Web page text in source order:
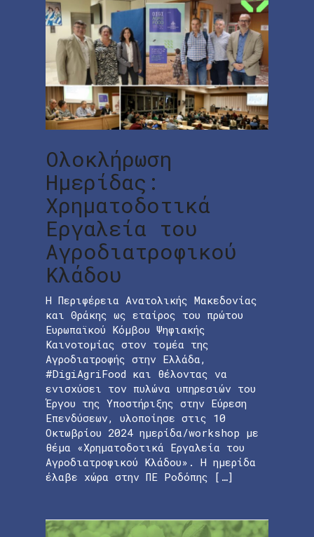
Ολοκλήρωση
Ημερίδας:
Χρηματοδοτικά
Εργαλεία του
Αγροδιατροφικού
Κλάδου
Η Περιφέρεια Ανατολικής Μακεδονίας
και Θράκης ως εταίρος του πρώτου
Ευρωπαϊκού Κόμβου Ψηφιακής
Καινοτομίας στον τομέα της
Αγροδιατροφής στην Ελλάδα,
#DigiAgriFood και θέλοντας να
ενισχύσει τον πυλώνα υπηρεσιών του
Έργου της Υποστήριξης στην Εύρεση
Επενδύσεων, υλοποίησε στις 10
Οκτωβρίου 2024 ημερίδα/workshop με
θέμα «Χρηματοδοτικά Εργαλεία του
Αγροδιατροφικού Κλάδου». Η ημερίδα
έλαβε χώρα στην ΠΕ Ροδόπης […]